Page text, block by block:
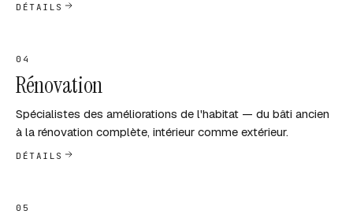
DÉTAILS
04
Rénovation
Spécialistes des améliorations de l'habitat — du bâti ancien
à la rénovation complète, intérieur comme extérieur.
DÉTAILS
05